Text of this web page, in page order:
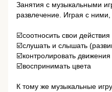
Занятия с музыкальными
развлечение. Играя с
☑️соотносить свои действия
☑️слушать и слышать
☑️контролировать движения
☑️воспринимать цвета
К тому же музыкальные